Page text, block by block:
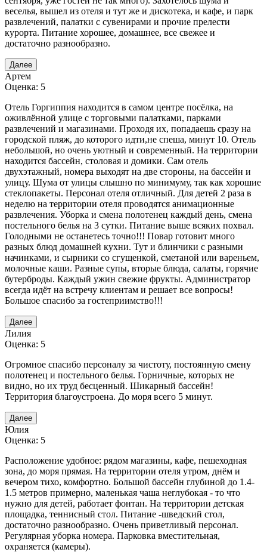
веселья, вышел из отеля и тут же и дискотека, и кафе, и парк
развлечений, палатки с сувенирами и прочие прелести
курорта. Питание хорошее, домашнее, все свежее и
достаточно разнообразно.
Далее
Артем
Оценка: 5
Отель Горгиппия находится в самом центре посёлка, на
оживлённой улице с торговыми палатками, парками
развлечений и магазинами. Проходя их, попадаешь сразу на
городской пляж, до которого идти,не спеша, минут 10. Отель
небольшой, но очень уютный и современный. На территории
находится бассейн, столовая и домики. Сам отель
двухэтажный, номера выходят на две стороны, на бассейн и
улицу. Шума от улицы слышно по минимуму, так как хорошие
стеклопакеты. Персонал отеля отличный. Для детей 2 раза в
неделю на территории отеля проводятся анимационные
развлечения. Уборка и смена полотенец каждый день, смена
постельного белья на 3 сутки. Питание выше всяких похвал.
Голодными не останетесь точно!!! Повар готовит много
разных блюд домашней кухни. Тут и блинчики с разными
начинками, и сырники со сгущенкой, сметаной или вареньем,
молочные каши. Разные супы, вторые блюда, салаты, горячие
бутерброды. Каждый ужин свежие фрукты. Администратор
всегда идёт на встречу клиентам и решает все вопросы!
Большое спасибо за гостеприимство!!!
Далее
Лилия
Оценка: 5
Огромное спасибо персоналу за чистоту, постоянную смену
полотенец и постельного белья. Горничные, которых не
видно, но их труд бесценный. Шикарный бассейн!
Территория благоустроена. До моря всего 5 минут.
Далее
Юлия
Оценка: 5
Расположение удобное: рядом магазины, кафе, пешеходная
зона, до моря прямая. На территории отеля утром, днём и
вечером тихо, комфортно. Большой бассейн глубиной до 1.4-
1.5 метров примерно, маленькая чаша неглубокая - то что
нужно для детей, работает фонтан. На территории детская
площадка, теннисный стол. Питание -шведский стол,
достаточно разнообразно. Очень приветливый персонал.
Регулярная уборка номера. Парковка вместительная,
охраняется (камеры).